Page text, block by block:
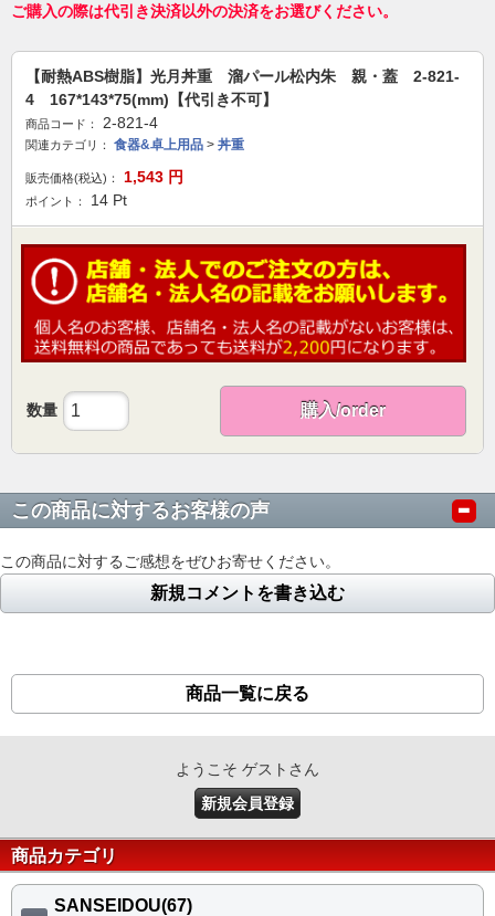
ご購入の際は代引き決済以外の決済をお選びください。
【耐熱ABS樹脂】光月丼重 溜パール松内朱 親・蓋 2-821-
4 167*143*75(mm)【代引き不可】
商品コード： 2-821-4
関連カテゴリ： 食器&卓上用品 > 丼重
販売価格(税込)： 1,543 円
ポイント： 14 Pt
数量 購入/order
この商品に対するお客様の声
この商品に対するご感想をぜひお寄せください。
新規コメントを書き込む
商品一覧に戻る
ようこそ ゲストさん
新規会員登録
商品カテゴリ
SANSEIDOU(67)